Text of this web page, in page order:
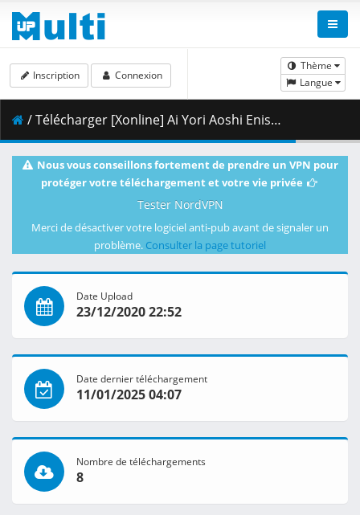
Thème
Langue
Inscription Connexion
/ Télécharger [Xonline] Ai Yori Aoshi Enishi - 12 (BD 1080p HEVC AC3 FLAC) [68D51110].mkv.001 ( 340.22 MB )
Nous vous conseillons fortement de prendre un VPN pour
protéger votre téléchargement et votre vie privée
Tester NordVPN
Merci de désactiver votre logiciel anti-pub avant de signaler un
problème. Consulter la page tutoriel
Date Upload
23/12/2020 22:52
Date dernier téléchargement
11/01/2025 04:07
Nombre de téléchargements
8